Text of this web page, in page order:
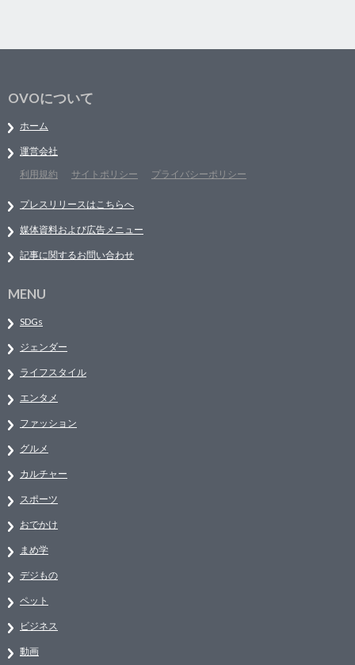
OVOについて
ホーム
運営会社
利用規約
サイトポリシー プライバシーポリシー
プレスリリースはこちらへ
媒体資料および広告メニュー
記事に関するお問い合わせ
MENU
SDGs
ジェンダー
ライフスタイル
エンタメ
ファッション
グルメ
カルチャー
スポーツ
おでかけ
まめ学
デジもの
ペット
ビジネス
動画